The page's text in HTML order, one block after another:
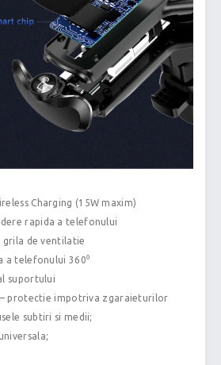
Charging (15W maxim)
rapida a telefonului
grila de ventilatie
a telefonului 360⁰
suportului
– protectie impotriva zgaraieturilor
subtiri si medii;